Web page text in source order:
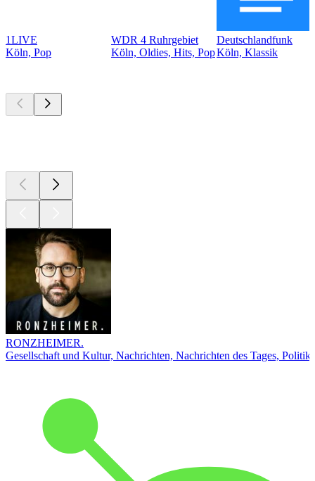
1LIVE
Köln, Pop
WDR 4 Ruhrgebiet
Köln, Oldies, Hits, Pop
Deutschlandfunk
Köln, Klassik
RONZHEIMER.
Gesellschaft und Kultur, Nachrichten, Nachrichten des Tages, Politik